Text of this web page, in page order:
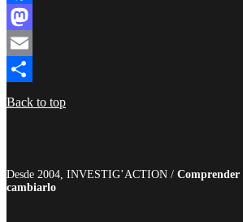
Facebook
Mastodon
Email
Compartir
Back to top
Desde 2004, INVESTIG’ACTION /
cambiarlo